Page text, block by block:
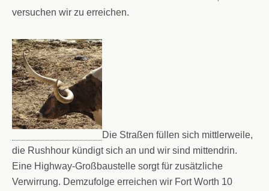
versuchen wir zu erreichen.
Die Straßen füllen sich mittlerweile,
die Rushhour kündigt sich an und wir sind mittendrin.
Eine Highway-Großbaustelle sorgt für zusätzliche
Verwirrung. Demzufolge erreichen wir Fort Worth 10